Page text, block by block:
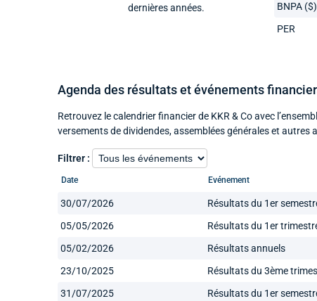
dernières années.
BNPA ($)
PER
Agenda des résultats et événements
Retrouvez le calendrier financier de KKR & Co avec
versements de dividendes, assemblées générales et autres
Filtrer :
Date Evénement
30/07/2026
Résultats du 1er
05/05/2026
Résultats du 1er
05/02/2026
Résultats annuels
23/10/2025
Résultats du 3ème
31/07/2025
Résultats du 1er